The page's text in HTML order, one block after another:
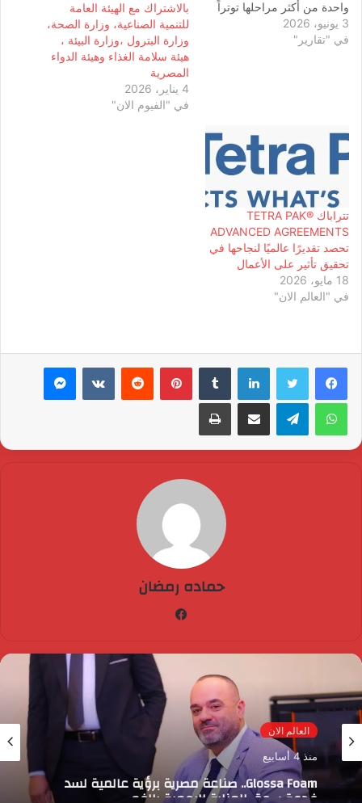
واحدة من أكثر مراحلها توتراً
في السنوات الأخيرة، وفق ما
كشفت عنه صحيفة “يديعوت
3 يونيو، 2026
في "تقارير"
بالاشتراك مع الهيئة العامة
للتنمية الصناعية، وزارة الصحة،
وزارة البترول ،وزارة البيئة ،
هيئة سلامة الغذاء وهيئة الدواء
المصرية
4 يناير، 2026
في "الفيوم الان"
تتراباك TETRA PAK®️
ADVANCED AGREEMENTS
تحصد تقديرًا عالميًا لنجاحها في
تحقيق تأثير على الأعمال
18 مايو، 2026
في "العالم الان"
لينكدإن بينتيريست ماسنجر
واتساب تيلقرام مشاركة عبر البريد طباعة
حماده رمضان
العالم الان
منذ 4 أسابيع
Glossa Foam.. صناعة مصرية برؤية عالمية لسد
فجوة سوق العناية اليومية بالفم